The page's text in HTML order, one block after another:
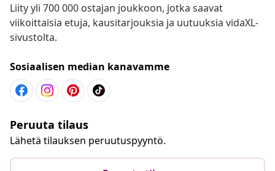
Liity yli 700 000 ostajan joukkoon, jotka saavat
viikoittaisia etuja, kausitarjouksia ja uutuuksia vidaXL-
sivustolta.
Sosiaalisen median kanavamme
Peruuta tilaus
Lähetä tilauksen peruutuspyyntö.